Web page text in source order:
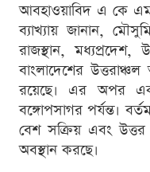
আবহাওয়াবিদ এ কে
ব্যাখ্যায় জানান,
রাজস্থান, মধ্যপ্রদেশ,
বাংলাদেশের
রয়েছে। এর অপর
বঙ্গোপসাগর পর্যন্ত।
বেশ সক্রিয় এবং উত্তর
অবস্থান করছে।